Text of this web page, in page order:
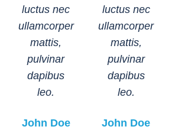
luctus nec
ullamcorper
mattis,
pulvinar
dapibus
leo.
John Doe
luctus nec
ullamcorper
mattis,
pulvinar
dapibus
leo.
John Doe